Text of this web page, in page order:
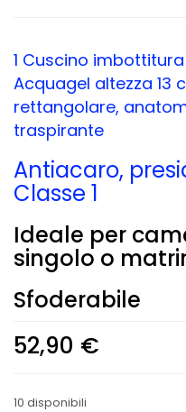
1 Cuscino
Acquagel altezza 13
rettangolare,
traspirante
Antiacaro,
Classe 1
Ideale per
singolo o
Sfoderabile
52,90 €
10 disponibili